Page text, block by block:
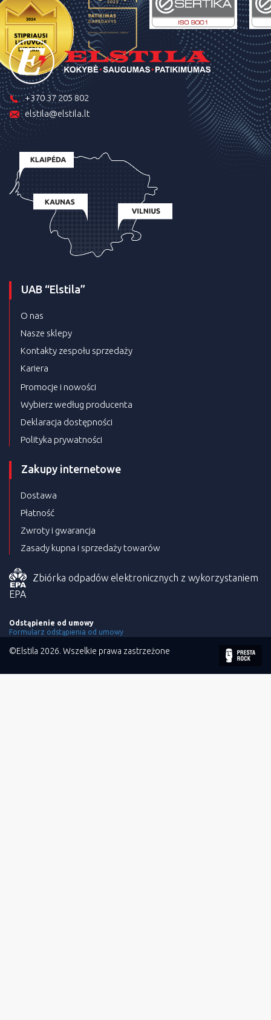
+370 37 205 802
elstila@elstila.lt
UAB “Elstila”
O nas
Nasze sklepy
Kontakty zespołu sprzedaży
Kariera
Promocje i nowości
Wybierz według producenta
Deklaracja dostępności
Polityka prywatności
Zakupy internetowe
Dostawa
Płatność
Zwroty i gwarancja
Zasady kupna i sprzedaży towarów
Zbiórka odpadów elektronicznych z wykorzystaniem
EPA
Odstąpienie od umowy
Formularz odstąpienia od umowy
©Elstila 2026. Wszelkie prawa zastrzeżone